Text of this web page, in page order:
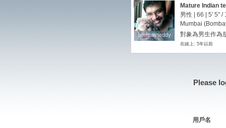
bombayteddy
bombayteddy
Mature Indian
男性 | 66 | 5' 5" /
Mumbai
對象為男生作為
在線上: 5年以前
Please
用戶名